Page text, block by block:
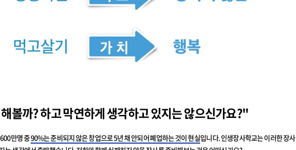
볼까? 하고 막연하게 생각하고 있지는 않으신가요?"
만명 중90%는 준비되지 않은 창업으로 5년 채 안되어 폐업하는 것이 현실입니다. 인생장사학교는 이러한 장사